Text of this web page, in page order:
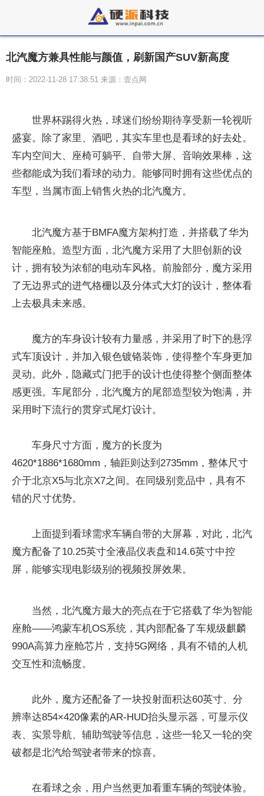
北汽魔方兼具性能与颜值，刷新国产SUV新高度
时间：2022-11-28 17:38:51 来源：壹点网
世界杯踢得火热，球迷们纷纷期待享受新一轮视听
盛宴。除了家里、酒吧，其实车里也是看球的好去处。
车内空间大、座椅可躺平、自带大屏、音响效果棒，这
些都能成为我们看球的动力。能够同时拥有这些优点的
车型，当属市面上销售火热的北汽魔方。
北汽魔方基于BMFA魔方架构打造，并搭载了华为
智能座舱。造型方面，北汽魔方采用了大胆创新的设
计，拥有较为浓郁的电动车风格。前脸部分，魔方采用
了无边界式的进气格栅以及分体式大灯的设计，整体看
上去极具未来感。
魔方的车身设计较有力量感，并采用了时下的悬浮
式车顶设计，并加入银色镀铬装饰，使得整个车身更加
灵动。此外，隐藏式门把手的设计也使得整个侧面整体
感更强。车尾部分，北汽魔方的尾部造型较为饱满，并
采用时下流行的贯穿式尾灯设计。
车身尺寸方面，魔方的长度为
4620*1886*1680mm，轴距则达到2735mm，整体尺寸
介于北京X5与北京X7之间。在同级别竞品中，具有不
错的尺寸优势。
上面提到看球需求车辆自带的大屏幕，对此，北汽
魔方配备了10.25英寸全液晶仪表盘和14.6英寸中控
屏，能够实现电影级别的视频投屏效果。
当然，北汽魔方最大的亮点在于它搭载了华为智能
座舱——鸿蒙车机OS系统，其内部配备了车规级麒麟
990A高算力座舱芯片，支持5G网络，具有不错的人机
交互性和流畅度。
此外，魔方还配备了一块投射面积达60英寸、分
辨率达854×420像素的AR-HUD抬头显示器，可显示仪
表、实景导航、辅助驾驶等信息，这些一轮又一轮的突
破都是北汽给驾驶者带来的惊喜。
在看球之余，用户当然更加看重车辆的驾驶体验。